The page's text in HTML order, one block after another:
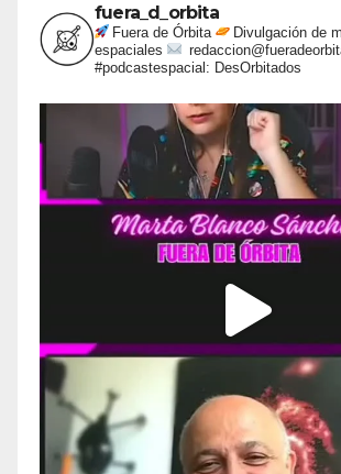
fuera_d_orbita
Fuera de Órbita
Divulgación de
espaciales
#podcastespacial: DesOrbitados